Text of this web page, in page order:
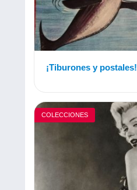
¡Tiburones y postales!
COLECCIONES